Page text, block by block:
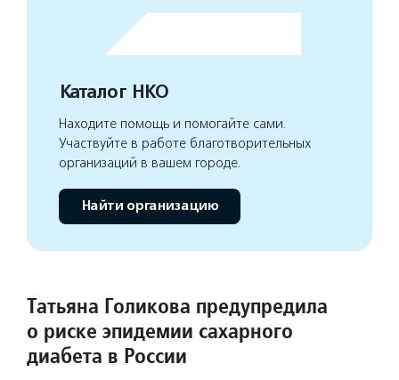
Каталог НКО
Находите помощь и помогайте сами.
Участвуйте в работе благотворительных
организаций в вашем городе.
Найти организацию
Татьяна Голикова предупредила
о риске эпидемии сахарного
диабета в России